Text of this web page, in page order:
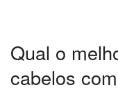
Qual o
cabelos